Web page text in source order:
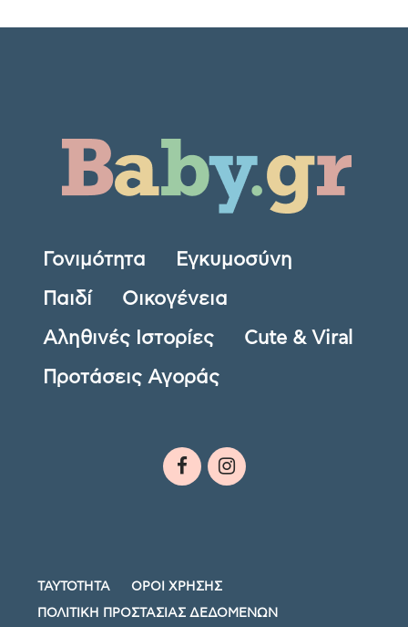
Γονιμότητα Εγκυμοσύνη
Παιδί Οικογένεια
Αληθινές Ιστορίες Cute & Viral
Προτάσεις Αγοράς
ΤΑΥΤΟΤΗΤΑ ΟΡΟΙ ΧΡΗΣΗΣ
ΠΟΛΙΤΙΚΗ ΠΡΟΣΤΑΣΙΑΣ ΔΕΔΟΜΕΝΩΝ